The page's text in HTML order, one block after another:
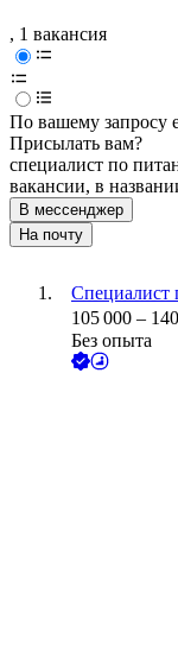
, 1 вакансия
По вашему запросу
Присылать вам?
специалист по
вакансии, в
В мессенджер
На почту
Специалист
105 000 –
Без опыта